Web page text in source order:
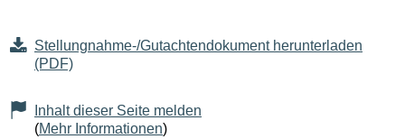
Stellungnahme-/Gutachtendokument herunterladen
(PDF)
Inhalt dieser Seite melden
(Mehr Informationen)